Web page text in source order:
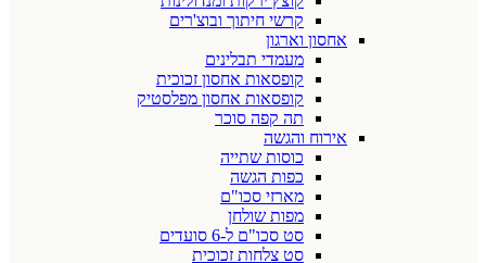
קרשי חיתוך ובוצ'רים
אחסון וארגון
מעמדי תבלינים
קופסאות אחסון זכוכית
קופסאות אחסון מפלסטיק
תה קפה סוכר
אירוח והגשה
כוסות שתייה
כפות הגשה
מארזי סכו"ם
מפות שולחן
סט סכו"ם ל-6 סועדים
סט צלחות זכוכית